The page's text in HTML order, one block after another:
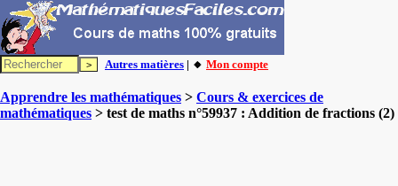
Autres matières | 🔸 Mon compte
Apprendre les mathématiques > Cours & exercices de
mathématiques > test de maths n°59937 : Addition de fractions (2)